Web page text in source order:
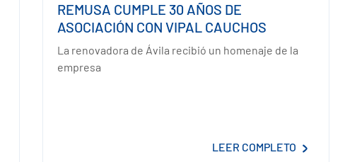
REMUSA CUMPLE 30 AÑOS DE
ASOCIACIÓN CON VIPAL CAUCHOS
La renovadora de Ávila recibió un homenaje de la
empresa
LEER COMPLETO